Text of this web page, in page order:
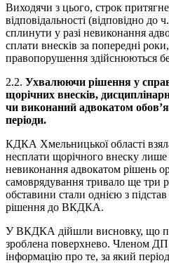
Виходячи з цього, строк
відповідальності (відповідно до
сплинути у разі невиконання
сплати внесків за попередні
правопорушення здійснюються
2.2. Ухвалюючи рішення у
щорічних внесків,
чи виконаний адвокатом
періоди.
КДКА Хмельницької області
несплати щорічного внеску лише
невиконання адвокатом рішень
самоврядування тривало ще три
обставини стали однією з
рішення до ВКДКА.
У ВКДКА дійшли висновку, що
зроблена поверхнево. Членом ДП
інформацію про те, за який